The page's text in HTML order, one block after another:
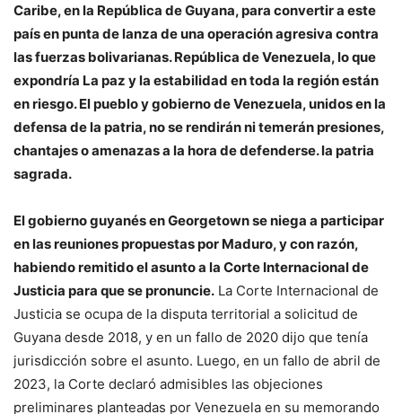
Caribe, en la República de Guyana, para convertir a este
país en punta de lanza de una operación agresiva contra
las fuerzas bolivarianas. República de Venezuela, lo que
expondría La paz y la estabilidad en toda la región están
en riesgo. El pueblo y gobierno de Venezuela, unidos en la
defensa de la patria, no se rendirán ni temerán presiones,
chantajes o amenazas a la hora de defenderse. la patria
sagrada.
El gobierno guyanés en Georgetown se niega a participar
en las reuniones propuestas por Maduro, y con razón,
habiendo remitido el asunto a la Corte Internacional de
Justicia para que se pronuncie. La Corte Internacional de
Justicia se ocupa de la disputa territorial a solicitud de
Guyana desde 2018, y en un fallo de 2020 dijo que tenía
jurisdicción sobre el asunto. Luego, en un fallo de abril de
2023, la Corte declaró admisibles las objeciones
preliminares planteadas por Venezuela en su memorando